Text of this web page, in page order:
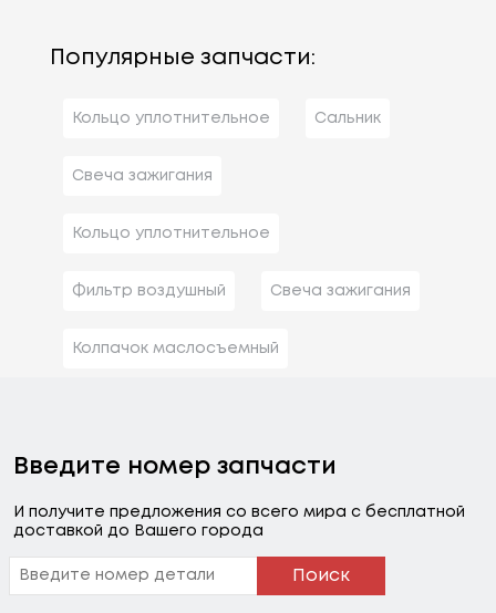
Популярные запчасти:
Кольцо уплотнительное Сальник
Свеча зажигания
Кольцо уплотнительное
Фильтр воздушный Свеча зажигания
Колпачок маслосъемный
Введите номер запчасти
И получите предложения со всего мира с бесплатной
доставкой до Вашего города
Поиск